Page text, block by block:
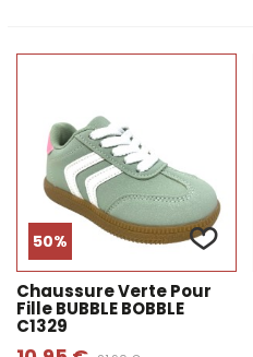
50%
Chaussure Verte Pour
Fille BUBBLE BOBBLE
C1329